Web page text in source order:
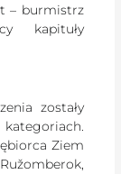
– burmistrz
kapituły
zostały
Ziem